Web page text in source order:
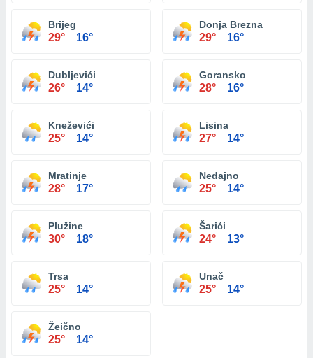
Brijeg
29° 16°
Donja Brezna
29° 16°
Dubljevići
26° 14°
Goransko
28° 16°
Kneževići
25° 14°
Lisina
27° 14°
Mratinje
28° 17°
Nedajno
25° 14°
Plužine
30° 18°
Šarići
24° 13°
Trsa
25° 14°
Unač
25° 14°
Žeično
25° 14°